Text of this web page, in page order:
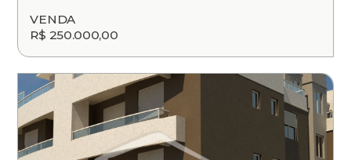
VENDA
R$ 250.000,00